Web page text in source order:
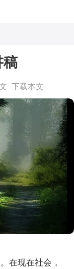
稿
下载本文
在现在社会，